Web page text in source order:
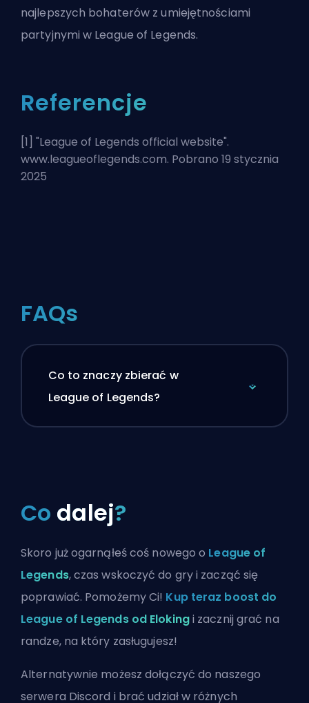
najlepszych bohaterów z umiejętnościami
partyjnymi w League of Legends.
Referencje
[1] "League of Legends official website".
www.leagueoflegends.com. Pobrano 19 stycznia
2025
FAQs
Co to znaczy zbierać w
League of Legends?
Co dalej?
Skoro już ogarnąłeś coś nowego o League of
Legends, czas wskoczyć do gry i zacząć się
poprawiać. Pomożemy Ci! Kup teraz boost do
League of Legends od Elokingi zacznij grać na
randze, na który zasługujesz!
Alternatywnie możeszdołączyć do naszego
serwera Discord i brać udział w różnych